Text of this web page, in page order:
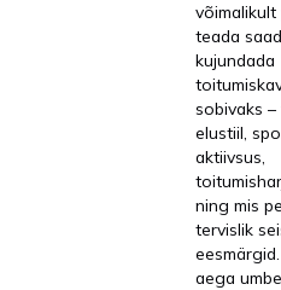
võimalikult
teada
kujundada
sobivaks –
elustiil,
aktiivsus,
ning mis
tervislik
aega